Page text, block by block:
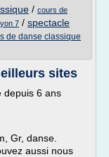
/ cours de
7 / spectacle
de danse classique
sites
depuis 6 ans
Gr, danse.
aussi nous